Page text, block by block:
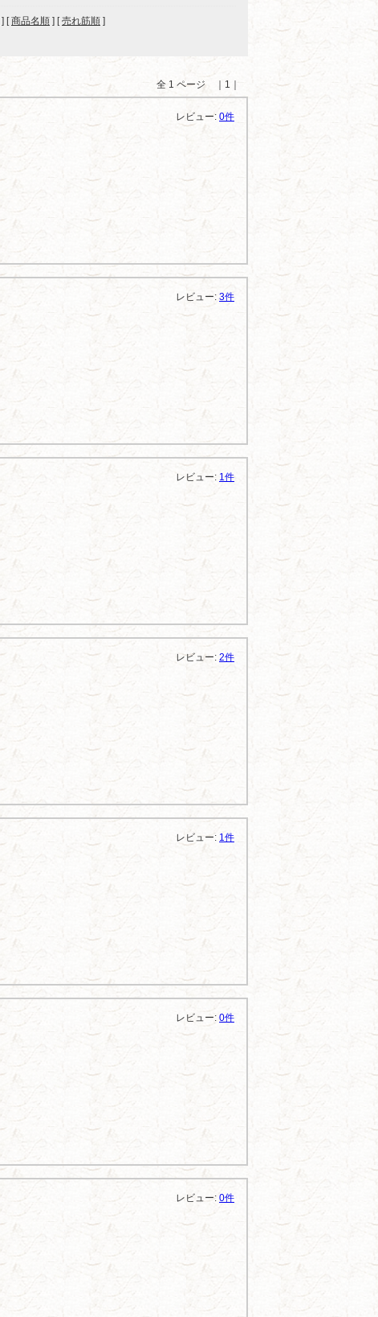
] [商品名順 ] [売れ筋順 ]
全 1 ページ ｜1｜
レビュー: 0件
レビュー: 3件
レビュー: 1件
レビュー: 2件
レビュー: 1件
レビュー: 0件
レビュー: 0件